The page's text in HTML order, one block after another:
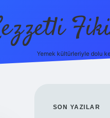
Yemek kültürleriyle dolu
SON YAZILAR